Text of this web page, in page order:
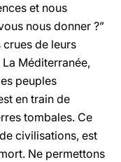
et nous
nous donner ?”
de leurs
Méditerranée,
peuples
en train de
tombales. Ce
civilisations, est
Ne permettons